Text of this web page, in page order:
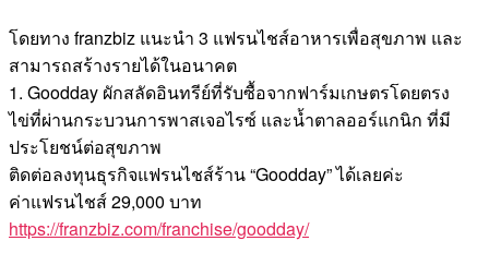
โดยทาง franzbiz แนะนำ 3 แฟรนไชส์อาหารเพื่อสุขภาพ และ
สามารถสร้างรายได้ในอนาคต
1. Goodday ผักสลัดอินทรีย์ที่รับซื้อจากฟาร์มเกษตรโดยตรง
ไข่ที่ผ่านกระบวนการพาสเจอไรซ์ และน้ำตาลออร์แกนิก ที่มี
ประโยชน์ต่อสุขภาพ
ติดต่อลงทุนธุรกิจแฟรนไชส์ร้าน “Goodday” ได้เลยค่ะ
ค่าแฟรนไชส์ 29,000 บาท
https://franzbiz.com/franchise/goodday/